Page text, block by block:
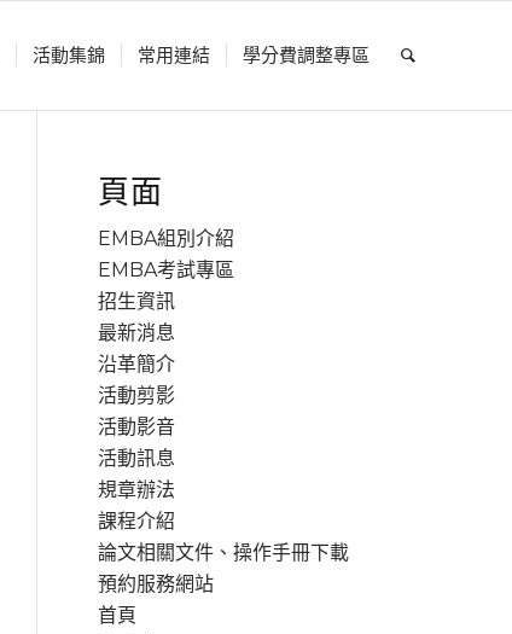
活動集錦 常用連結 學分費調整專區
頁面
EMBA組別介紹
EMBA考試專區
招生資訊
最新消息
沿⾰簡介
活動剪影
活動影⾳
活動訊息
規章辦法
課程介紹
論⽂相關⽂件、操作⼿冊下載
預約服務網站
首頁